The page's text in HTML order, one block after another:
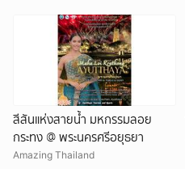
สีสันแห่งสายน้ำ มหกรรมลอย
กระทง @ พระนครศรีอยุธยา
Amazing Thailand